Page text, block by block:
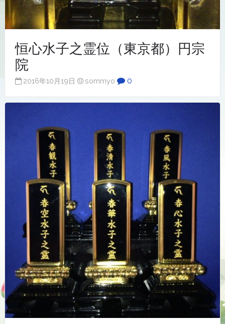
恒心水子之霊位（東京都）円宗
院
2016年10月19日 sommyo 0